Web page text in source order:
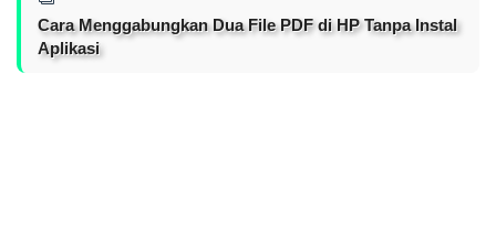
Cara Menggabungkan Dua File PDF di HP Tanpa Instal
Aplikasi